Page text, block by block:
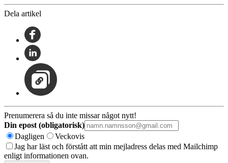
Dela artikel
Prenumerera så du inte missar något nytt!
Din epost (obligatorisk)
Dagligen
Veckovis
Jag har läst och förstått att min mejladress delas med Mailchimp
enligt informationen ovan.